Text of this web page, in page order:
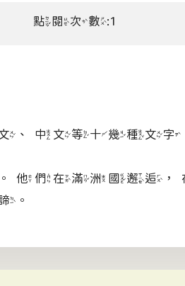
點閱次數:1
、中文等十幾種文字
他們在滿洲國邂逅
。